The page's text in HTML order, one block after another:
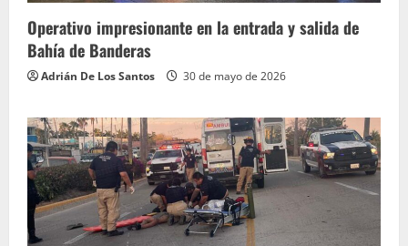
Operativo impresionante en la entrada y salida de
Bahía de Banderas
Adrián De Los Santos 30 de mayo de 2026